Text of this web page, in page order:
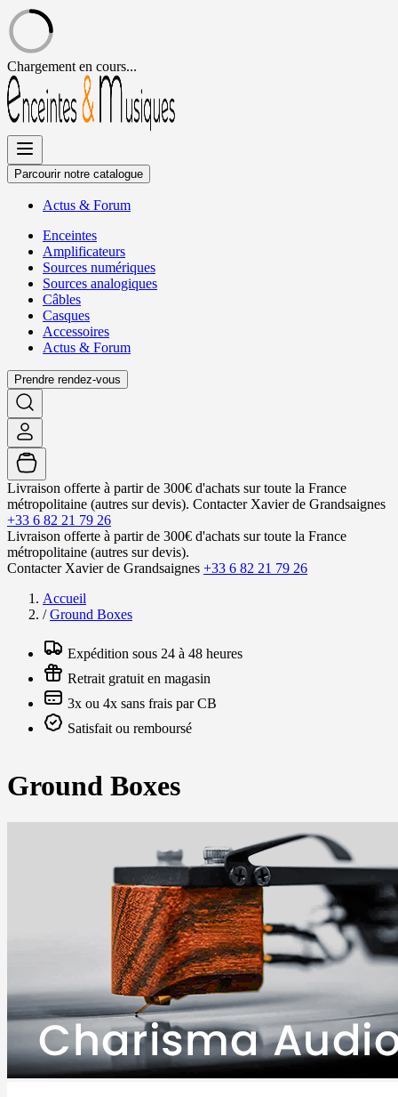
Chargement en cours...
Allez
au
contenu
Parcourir notre catalogue
Actus & Forum
Enceintes
Amplificateurs
Sources numériques
Sources analogiques
Câbles
Casques
Accessoires
Actus & Forum
Prendre rendez-vous
Livraison offerte à partir de 300€ d'achats sur toute la France
métropolitaine (autres sur devis). Contacter Xavier de Grandsaignes
+33 6 82 21 79 26
Livraison offerte à partir de 300€ d'achats sur toute la France
métropolitaine (autres sur devis).
Contacter Xavier de Grandsaignes +33 6 82 21 79 26
Accueil
/ Ground Boxes
Expédition sous 24 à 48 heures
Retrait gratuit en magasin
3x ou 4x sans frais par CB
Satisfait ou remboursé
Ground Boxes